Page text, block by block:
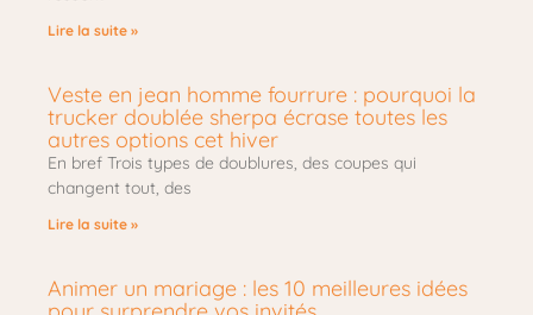
Lire la suite »
Veste en jean homme fourrure : pourquoi la
trucker doublée sherpa écrase toutes les
autres options cet hiver
En bref Trois types de doublures, des coupes qui
changent tout, des
Lire la suite »
Animer un mariage : les 10 meilleures idées